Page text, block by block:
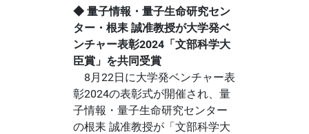
◆ 量子情報・量子生命研究セン
ター・根耒 誠准教授が大学発ベ
ンチャー表彰2024「文部科学大
臣賞」を共同受賞
8月22日に大学発ベンチャー表
彰2024の表彰式が開催され、量
子情報・量子生命研究センター
の根耒 誠准教授が「文部科学大